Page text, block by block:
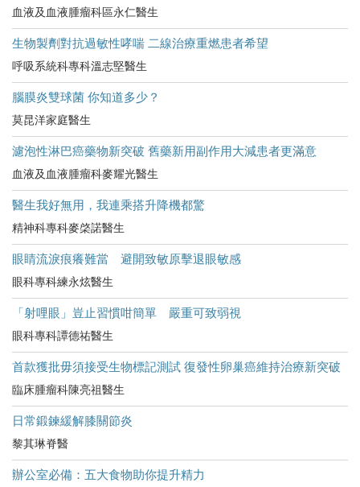
血液及血液腫瘤科區永仁醫生
生物製劑對抗過敏性哮喘 二線治療重燃患者希望
呼吸系統科專科溫志堅醫生
腦膜炎雙球菌 你知道多少？
莫昆洋家庭醫生
濾泡性淋巴癌藥物新突破 舊藥新用副作用大減患者更滿意
血液及血液腫瘤科麥耀光醫生
醫生我好無用，我連乘搭升降機都驚
精神科專科麥棨諾醫生
眼睛流淚痕癢難當 避開致敏原擊退眼敏感
眼科專科練永炫醫生
「射哩眼」豈止習慣咁簡單 嚴重可致弱視
眼科專科譚德祐醫生
首款獲批毋須接受生物標記測試 復發性卵巢癌維持治療新突破
臨床腫瘤科陳亮祖醫生
日常鍛鍊緩解膝關節炎
黎其琳脊醫
辦公室必備：五大食物助你提升精力